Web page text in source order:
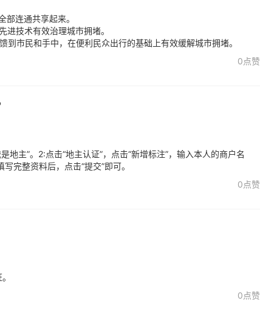
连通共享起来。
进技术有效治理城市拥堵。
市民和手中，在便利民众出行的基础上有效缓解城市拥堵。
0点赞
地主”。2:点击“地主认证”，点击“新增标注”，输入本人的商户名
完整资料后，点击“提交”即可。
0点赞
0点赞